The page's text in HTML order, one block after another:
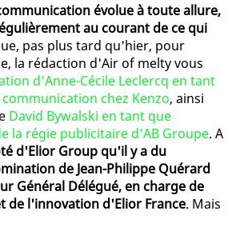
évolue à toute allure,
au courant de ce qui
pas plus tard qu'hier, pour
la rédaction d'Air of melty vous
d'Anne-Cécile Leclercq en tant
chez Kenzo, ainsi
David Bywalski en tant que
la régie publicitaire d'AB Groupe. A
d'Elior Group qu'il y a du
de Jean-Philippe Quérard
Général Délégué, en charge de
de l'innovation d'Elior France. Mais